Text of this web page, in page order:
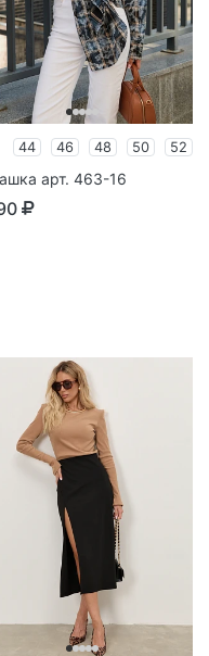
44 46 48 50 52
арт. 463-16